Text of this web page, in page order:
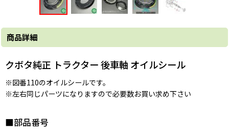
商品詳細
クボタ純正 トラクター 後車軸 オイルシール
※図番110のオイルシールです。
※左右同じパーツになりますので必要数お買い求め下さい
■部品番号